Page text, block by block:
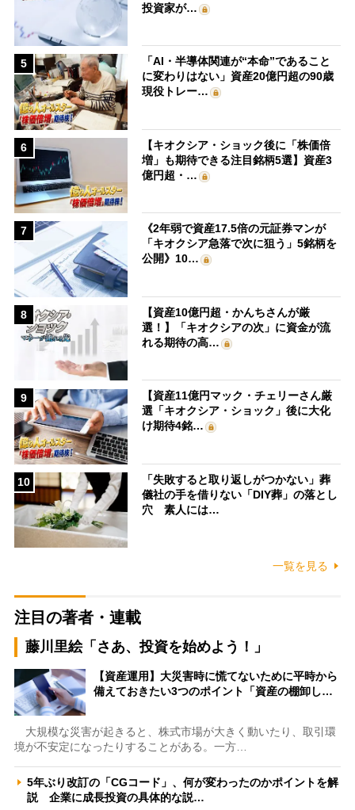
投資家が…
5
「AI・半導体関連が“本命”であること
に変わりはない」資産20億円超の90歳
現役トレー…
6
【キオクシア・ショック後に「株価倍
増」も期待できる注目銘柄5選】資産3
億円超・…
7
《2年弱で資産17.5倍の元証券マンが
「キオクシア急落で次に狙う」5銘柄を
公開》10…
8
【資産10億円超・かんちさんが厳
選！】「キオクシアの次」に資金が流
れる期待の高…
9
【資産11億円マック・チェリーさん厳
選「キオクシア・ショック」後に大化
け期待4銘…
10
「失敗すると取り返しがつかない」葬
儀社の手を借りない「DIY葬」の落とし
穴 素人には…
一覧を見る
注目の著者・連載
藤川里絵「さあ、投資を始めよう！」
【資産運用】大災害時に慌てないために平時から
備えておきたい3つのポイント「資産の棚卸し…
大規模な災害が起きると、株式市場が大きく動いたり、取引環
境が不安定になったりすることがある。一方…
5年ぶり改訂の「CGコード」、何が変わったのかポイントを解
説 企業に成長投資の具体的な説…